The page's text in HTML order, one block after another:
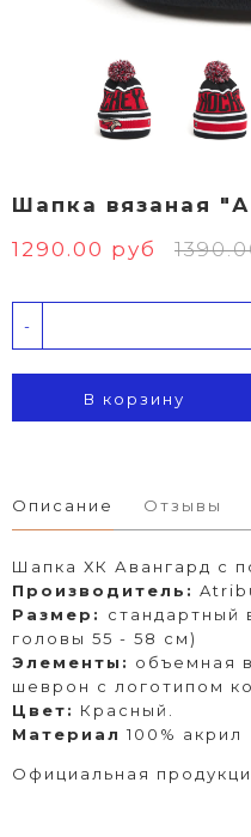
Шапка вязаная
1290.00 руб
-
В корзину
Описание Отзывы
Шапка ХК Авангард с
Производитель:
Размер:
стандартный
головы 55 - 58 см)
Элементы: объемная
шеврон с логотипом
Цвет: Красный.
Материал 100% акрил
Официальная